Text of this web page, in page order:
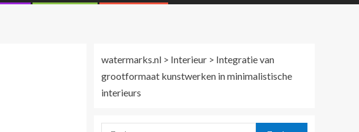
watermarks.nl > Interieur > Integratie van
grootformaat kunstwerken in minimalistische
interieurs